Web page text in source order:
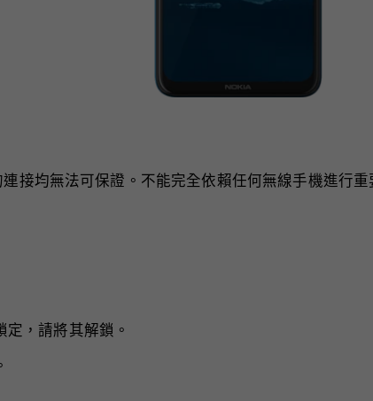
接均無法可保證。不能完全依賴任何無線手機進行
，請將其解鎖。